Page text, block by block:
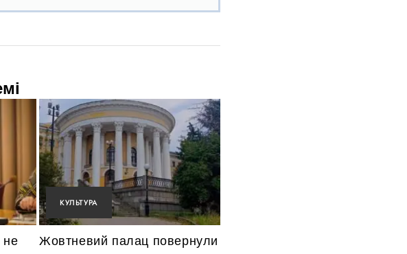
не
КУЛЬТУРА
Жовтневий палац повернули